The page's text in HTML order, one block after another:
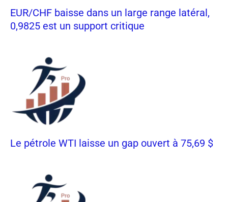
EUR/CHF baisse dans un large range latéral,
0,9825 est un support critique
Le pétrole WTI laisse un gap ouvert à 75,69 $